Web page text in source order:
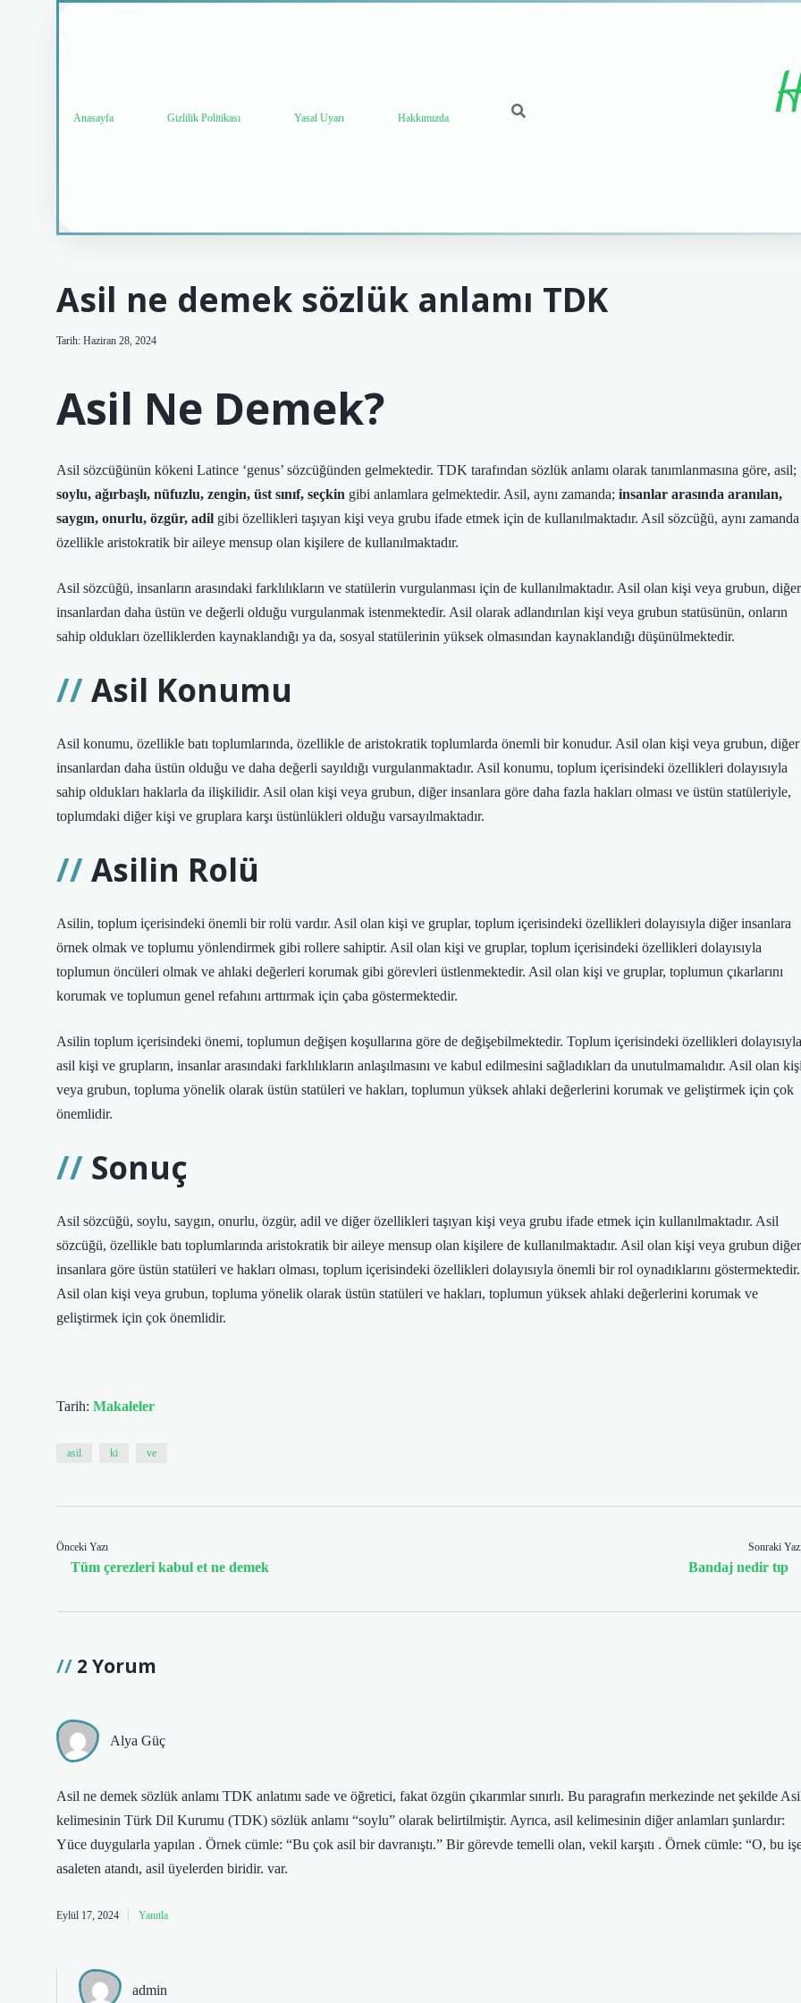
Anasayfa Gizlilik Politikası Yasal Uyarı Hakkımızda
Asil ne demek sözlük anlamı TDK
Tarih: Haziran 28, 2024
Asil Ne Demek?
Asil sözcüğünün kökeni Latince ‘genus’ sözcüğünden gelmektedir. TDK tarafından sözlük anlamı olarak tanımlanmasına göre, asil;
soylu, ağırbaşlı, nüfuzlu, zengin, üst sınıf, seçkin gibi anlamlara gelmektedir. Asil, aynı zamanda; insanlar arasında aranılan,
saygın, onurlu, özgür, adil gibi özellikleri taşıyan kişi veya grubu ifade etmek için de kullanılmaktadır. Asil sözcüğü, aynı zamanda
özellikle aristokratik bir aileye mensup olan kişilere de kullanılmaktadır.
Asil sözcüğü, insanların arasındaki farklılıkların ve statülerin vurgulanması için de kullanılmaktadır. Asil olan kişi veya grubun, diğer
insanlardan daha üstün ve değerli olduğu vurgulanmak istenmektedir. Asil olarak adlandırılan kişi veya grubun statüsünün, onların
sahip oldukları özelliklerden kaynaklandığı ya da, sosyal statülerinin yüksek olmasından kaynaklandığı düşünülmektedir.
Asil Konumu
Asil konumu, özellikle batı toplumlarında, özellikle de aristokratik toplumlarda önemli bir konudur. Asil olan kişi veya grubun, diğer
insanlardan daha üstün olduğu ve daha değerli sayıldığı vurgulanmaktadır. Asil konumu, toplum içerisindeki özellikleri dolayısıyla
sahip oldukları haklarla da ilişkilidir. Asil olan kişi veya grubun, diğer insanlara göre daha fazla hakları olması ve üstün statüleriyle,
toplumdaki diğer kişi ve gruplara karşı üstünlükleri olduğu varsayılmaktadır.
Asilin Rolü
Asilin, toplum içerisindeki önemli bir rolü vardır. Asil olan kişi ve gruplar, toplum içerisindeki özellikleri dolayısıyla diğer insanlara
örnek olmak ve toplumu yönlendirmek gibi rollere sahiptir. Asil olan kişi ve gruplar, toplum içerisindeki özellikleri dolayısıyla
toplumun öncüleri olmak ve ahlaki değerleri korumak gibi görevleri üstlenmektedir. Asil olan kişi ve gruplar, toplumun çıkarlarını
korumak ve toplumun genel refahını arttırmak için çaba göstermektedir.
Asilin toplum içerisindeki önemi, toplumun değişen koşullarına göre de değişebilmektedir. Toplum içerisindeki özellikleri dolayısıyla
asil kişi ve grupların, insanlar arasındaki farklılıkların anlaşılmasını ve kabul edilmesini sağladıkları da unutulmamalıdır. Asil olan
veya grubun, topluma yönelik olarak üstün statüleri ve hakları, toplumun yüksek ahlaki değerlerini korumak ve geliştirmek için çok
önemlidir.
Sonuç
Asil sözcüğü, soylu, saygın, onurlu, özgür, adil ve diğer özellikleri taşıyan kişi veya grubu ifade etmek için kullanılmaktadır. Asil
sözcüğü, özellikle batı toplumlarında aristokratik bir aileye mensup olan kişilere de kullanılmaktadır. Asil olan kişi veya grubun diğer
insanlara göre üstün statüleri ve hakları olması, toplum içerisindeki özellikleri dolayısıyla önemli bir rol oynadıklarını göstermektedir.
Asil olan kişi veya grubun, topluma yönelik olarak üstün statüleri ve hakları, toplumun yüksek ahlaki değerlerini korumak ve
geliştirmek için çok önemlidir.
Tarih: Makaleler
asil ki ve
Önceki Yazı
Tüm çerezleri kabul et ne demek
Sonraki
Bandaj nedir tıp
2 Yorum
Alya Güç
Asil ne demek sözlük anlamı TDK anlatımı sade ve öğretici, fakat özgün çıkarımlar sınırlı. Bu paragrafın merkezinde net şekilde
kelimesinin Türk Dil Kurumu (TDK) sözlük anlamı “soylu” olarak belirtilmiştir. Ayrıca, asil kelimesinin diğer anlamları şunlardır:
Yüce duygularla yapılan . Örnek cümle: “Bu çok asil bir davranıştı.” Bir görevde temelli olan, vekil karşıtı . Örnek cümle: “O, bu
asaleten atandı, asil üyelerden biridir. var.
Eylül 17, 2024 Yanıtla
admin